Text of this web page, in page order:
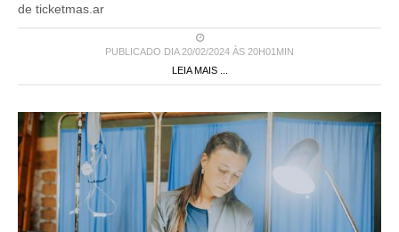
de ticketmas.ar
PUBLICADO DIA 20/02/2024 ÀS 20H01MIN
LEIA MAIS ...